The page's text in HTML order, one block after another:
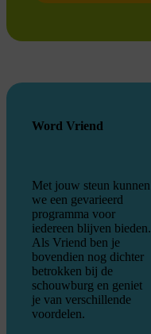
Word Vriend
Met jouw steun kunnen
we een gevarieerd
programma voor
iedereen blijven bieden.
Als Vriend ben je
bovendien nog dichter
betrokken bij de
schouwburg en geniet
je van verschillende
voordelen.